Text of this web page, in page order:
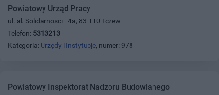
Powiatowy Urząd Pracy
ul. al. Solidarności 14a, 83-110 Tczew
Telefon: 5313213
Kategoria: Urzędy i Instytucje, numer: 978
Powiatowy Inspektorat Nadzoru Budowlanego